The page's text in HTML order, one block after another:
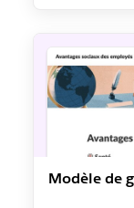
Modèle de